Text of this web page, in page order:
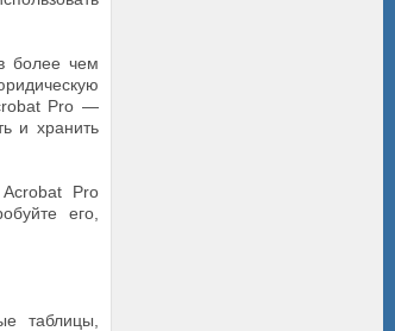
более чем
Pro —
и хранить
Acrobat Pro
его,
таблицы,